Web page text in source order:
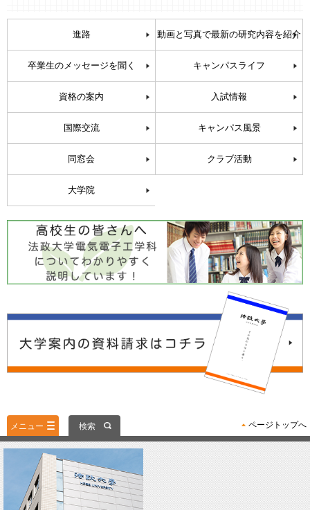
進路 動画と写真で最新の研究内容を紹介
卒業生のメッセージを聞く キャンパスライフ
資格の案内 入試情報
国際交流 キャンパス風景
同窓会 クラブ活動
大学院
メニュー 検索 ページトップへ